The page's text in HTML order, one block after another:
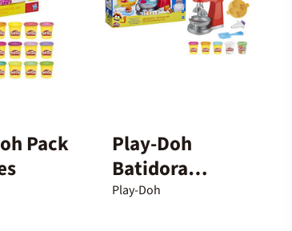
Pack
Play-Doh
Batidora
Mágica
Play-Doh